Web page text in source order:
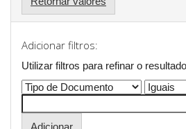
Adicionar filtros:
Utilizar filtros para refinar o